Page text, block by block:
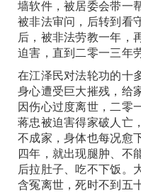
墙软件，被居委会带一
被非法审问，后转到看
后，被非法劳教一年，
迫害，直到二零一三年
在江泽民对法轮功的十
身心遭受巨大摧残，给
因伤心过度离世，二零
蒋忠被迫害得家破人亡
不成家，身体也每况愈
四年，就出现腿肿、不
后拉肚子、吃不下饭。
含冤离世，死时不到五十